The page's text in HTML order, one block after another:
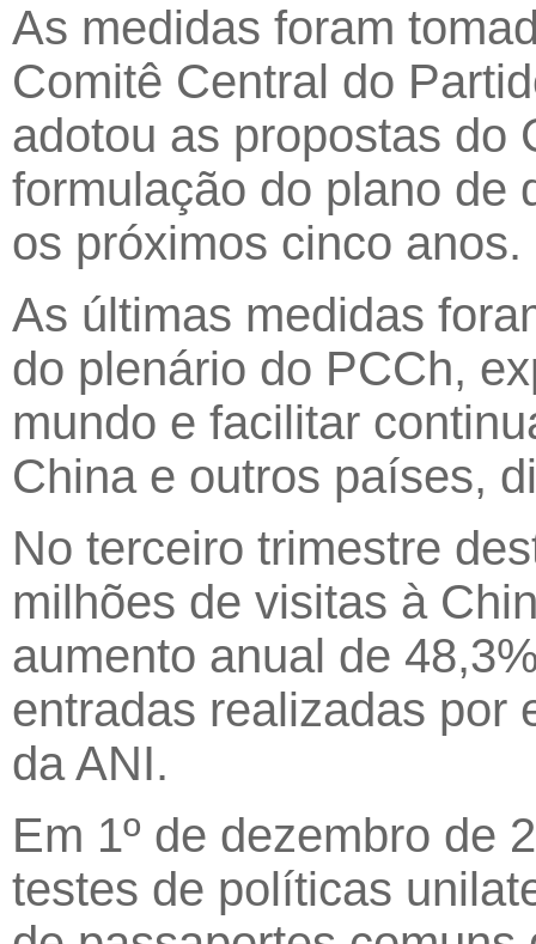
As medidas foram
Comitê Central do
adotou as propostas do
formulação do plano de
os próximos cinco anos.
As últimas medidas
do plenário do PCCh,
mundo e facilitar
China e outros países,
No terceiro trimestre
milhões de visitas à
aumento anual de
entradas realizadas por
da ANI.
Em 1º de dezembro de
testes de políticas